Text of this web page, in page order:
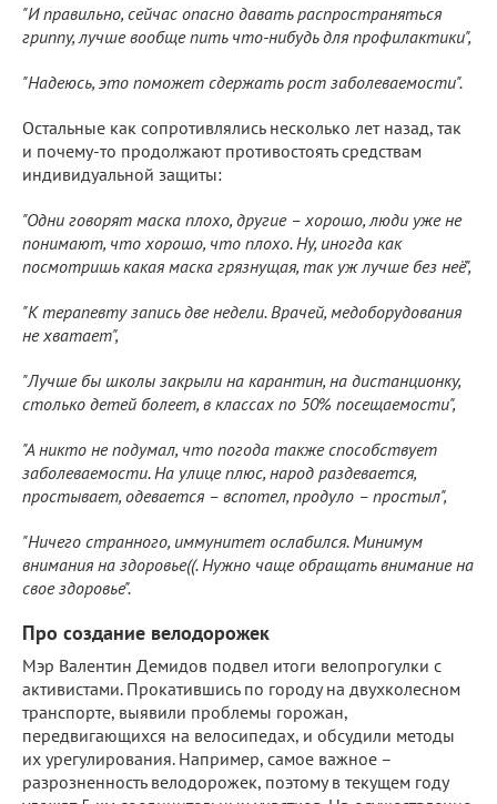
"И правильно, сейчас опасно давать распространяться
гриппу, лучше вообще пить что-нибудь для профилактики",
"Надеюсь, это поможет сдержать рост заболеваемости".
Остальные как сопротивлялись несколько лет назад, так
и почему-то продолжают противостоять средствам
индивидуальной защиты:
"Одни говорят маска плохо, другие – хорошо, люди уже не
понимают, что хорошо, что плохо. Ну, иногда как
посмотришь какая маска грязнущая, так уж лучше без неё",
"К терапевту запись две недели. Врачей, медоборудования
не хватает",
"Лучше бы школы закрыли на карантин, на дистанционку,
столько детей болеет, в классах по 50% посещаемости",
"А никто не подумал, что погода также способствует
заболеваемости. На улице плюс, народ раздевается,
простывает, одевается – вспотел, продуло – простыл",
"Ничего странного, иммунитет ослабился. Минимум
внимания на здоровье((. Нужно чаще обращать внимание на
свое здоровье".
Про создание велодорожек
Мэр Валентин Демидов подвел итоги велопрогулки с
активистами. Прокатившись по городу на двухколесном
транспорте, выявили проблемы горожан,
передвигающихся на велосипедах, и обсудили методы
их урегулирования. Например, самое важное –
разрозненность велодорожек, поэтому в текущем году